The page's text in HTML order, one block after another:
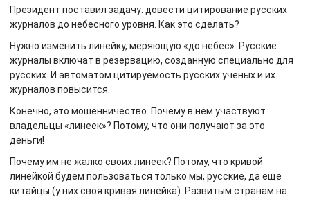
Президент поставил задачу: довести цитирование русских
журналов до небесного уровня. Как это сделать?
Нужно изменить линейку, меряющую «до небес». Русские
журналы включат в резервацию, созданную специально для
русских. И автоматом цитируемость русских ученых и их
журналов повысится.
Конечно, это мошенничество. Почему в нем участвуют
владельцы «линеек»? Потому, что они получают за это
деньги!
Почему им не жалко своих линеек? Потому, что кривой
линейкой будем пользоваться только мы, русские, да еще
китайцы (у них своя кривая линейка). Развитым странам на